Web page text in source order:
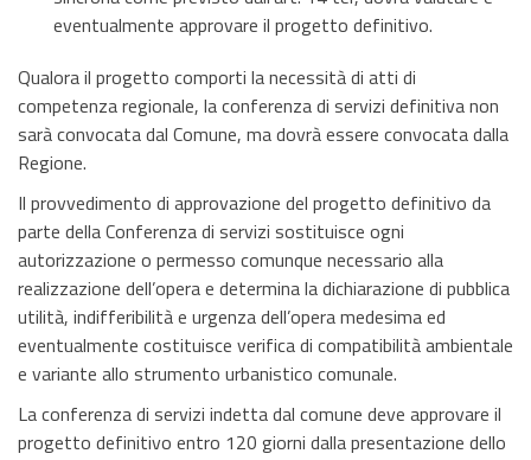
eventualmente approvare il progetto definitivo.
Qualora il progetto comporti la necessità di atti di
competenza regionale, la conferenza di servizi definitiva non
sarà convocata dal Comune, ma dovrà essere convocata dalla
Regione.
Il provvedimento di approvazione del progetto definitivo da
parte della Conferenza di servizi sostituisce ogni
autorizzazione o permesso comunque necessario alla
realizzazione dell’opera e determina la dichiarazione di pubblica
utilità, indifferibilità e urgenza dell’opera medesima ed
eventualmente costituisce verifica di compatibilità ambientale
e variante allo strumento urbanistico comunale.
La conferenza di servizi indetta dal comune deve approvare il
progetto definitivo entro 120 giorni dalla presentazione dello